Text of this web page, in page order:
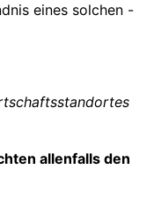
eines solchen -
allenfalls den